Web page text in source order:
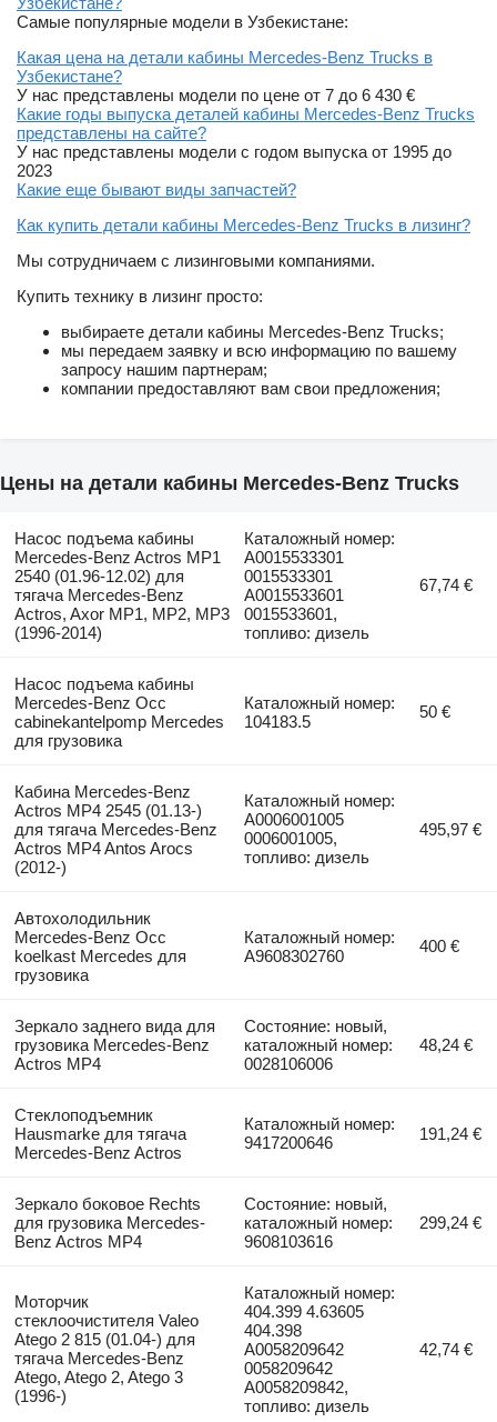
Самые популярные модели в Узбекистане:
Какая цена на детали кабины Mercedes-Benz Trucks в
Узбекистане?
У нас представлены модели по цене от 7 до 6 430 €
Какие годы выпуска деталей кабины Mercedes-Benz Trucks
представлены на сайте?
У нас представлены модели с годом выпуска от 1995 до
2023
Какие еще бывают виды запчастей?
Как купить детали кабины Mercedes-Benz Trucks в лизинг?
Мы сотрудничаем с лизинговыми компаниями.
Купить технику в лизинг просто:
выбираете детали кабины Mercedes-Benz Trucks;
мы передаем заявку и всю информацию по вашему
запросу нашим партнерам;
компании предоставляют вам свои предложения;
Цены на детали кабины Mercedes-Benz Trucks
Насос подъема кабины
Mercedes-Benz Actros MP1
2540 (01.96-12.02) для
тягача Mercedes-Benz
Actros, Axor MP1, MP2, MP3
(1996-2014)
Каталожный номер:
A0015533301
0015533301
A0015533601
0015533601,
топливо: дизель
67,74 €
Насос подъема кабины
Mercedes-Benz Occ
cabinekantelpomp Mercedes
для грузовика
Каталожный номер:
104183.5
50 €
Кабина Mercedes-Benz
Actros MP4 2545 (01.13-)
для тягача Mercedes-Benz
Actros MP4 Antos Arocs
(2012-)
Каталожный номер:
A0006001005
0006001005,
топливо: дизель
495,97 €
Автохолодильник
Mercedes-Benz Occ
koelkast Mercedes для
грузовика
Каталожный номер:
A9608302760
400 €
Зеркало заднего вида для
грузовика Mercedes-Benz
Actros MP4
Состояние: новый,
каталожный номер:
0028106006
48,24 €
Стеклоподъемник
Hausmarke для тягача
Mercedes-Benz Actros
Каталожный номер:
9417200646
191,24 €
Зеркало боковое Rechts
для грузовика Mercedes-
Benz Actros MP4
Состояние: новый,
каталожный номер:
9608103616
299,24 €
Моторчик
стеклоочистителя Valeo
Atego 2 815 (01.04-) для
тягача Mercedes-Benz
Atego, Atego 2, Atego 3
(1996-)
Каталожный номер:
404.399 4.63605
404.398
A0058209642
0058209642
A0058209842,
топливо: дизель
42,74 €